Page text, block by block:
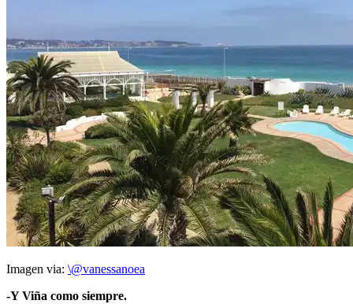
Imagen via: \@vanessanoea
-Y Viña como siempre.